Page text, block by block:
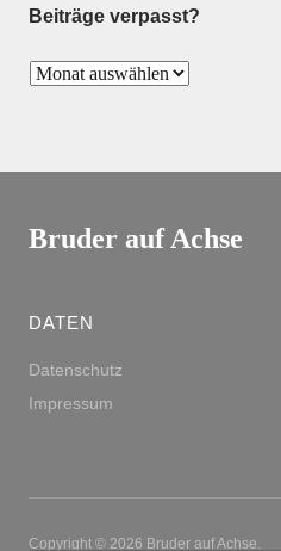
Beiträge verpasst?
Bruder auf Achse
DATEN
Datenschutz
Impressum
Copyright © 2026 Bruder auf Achse